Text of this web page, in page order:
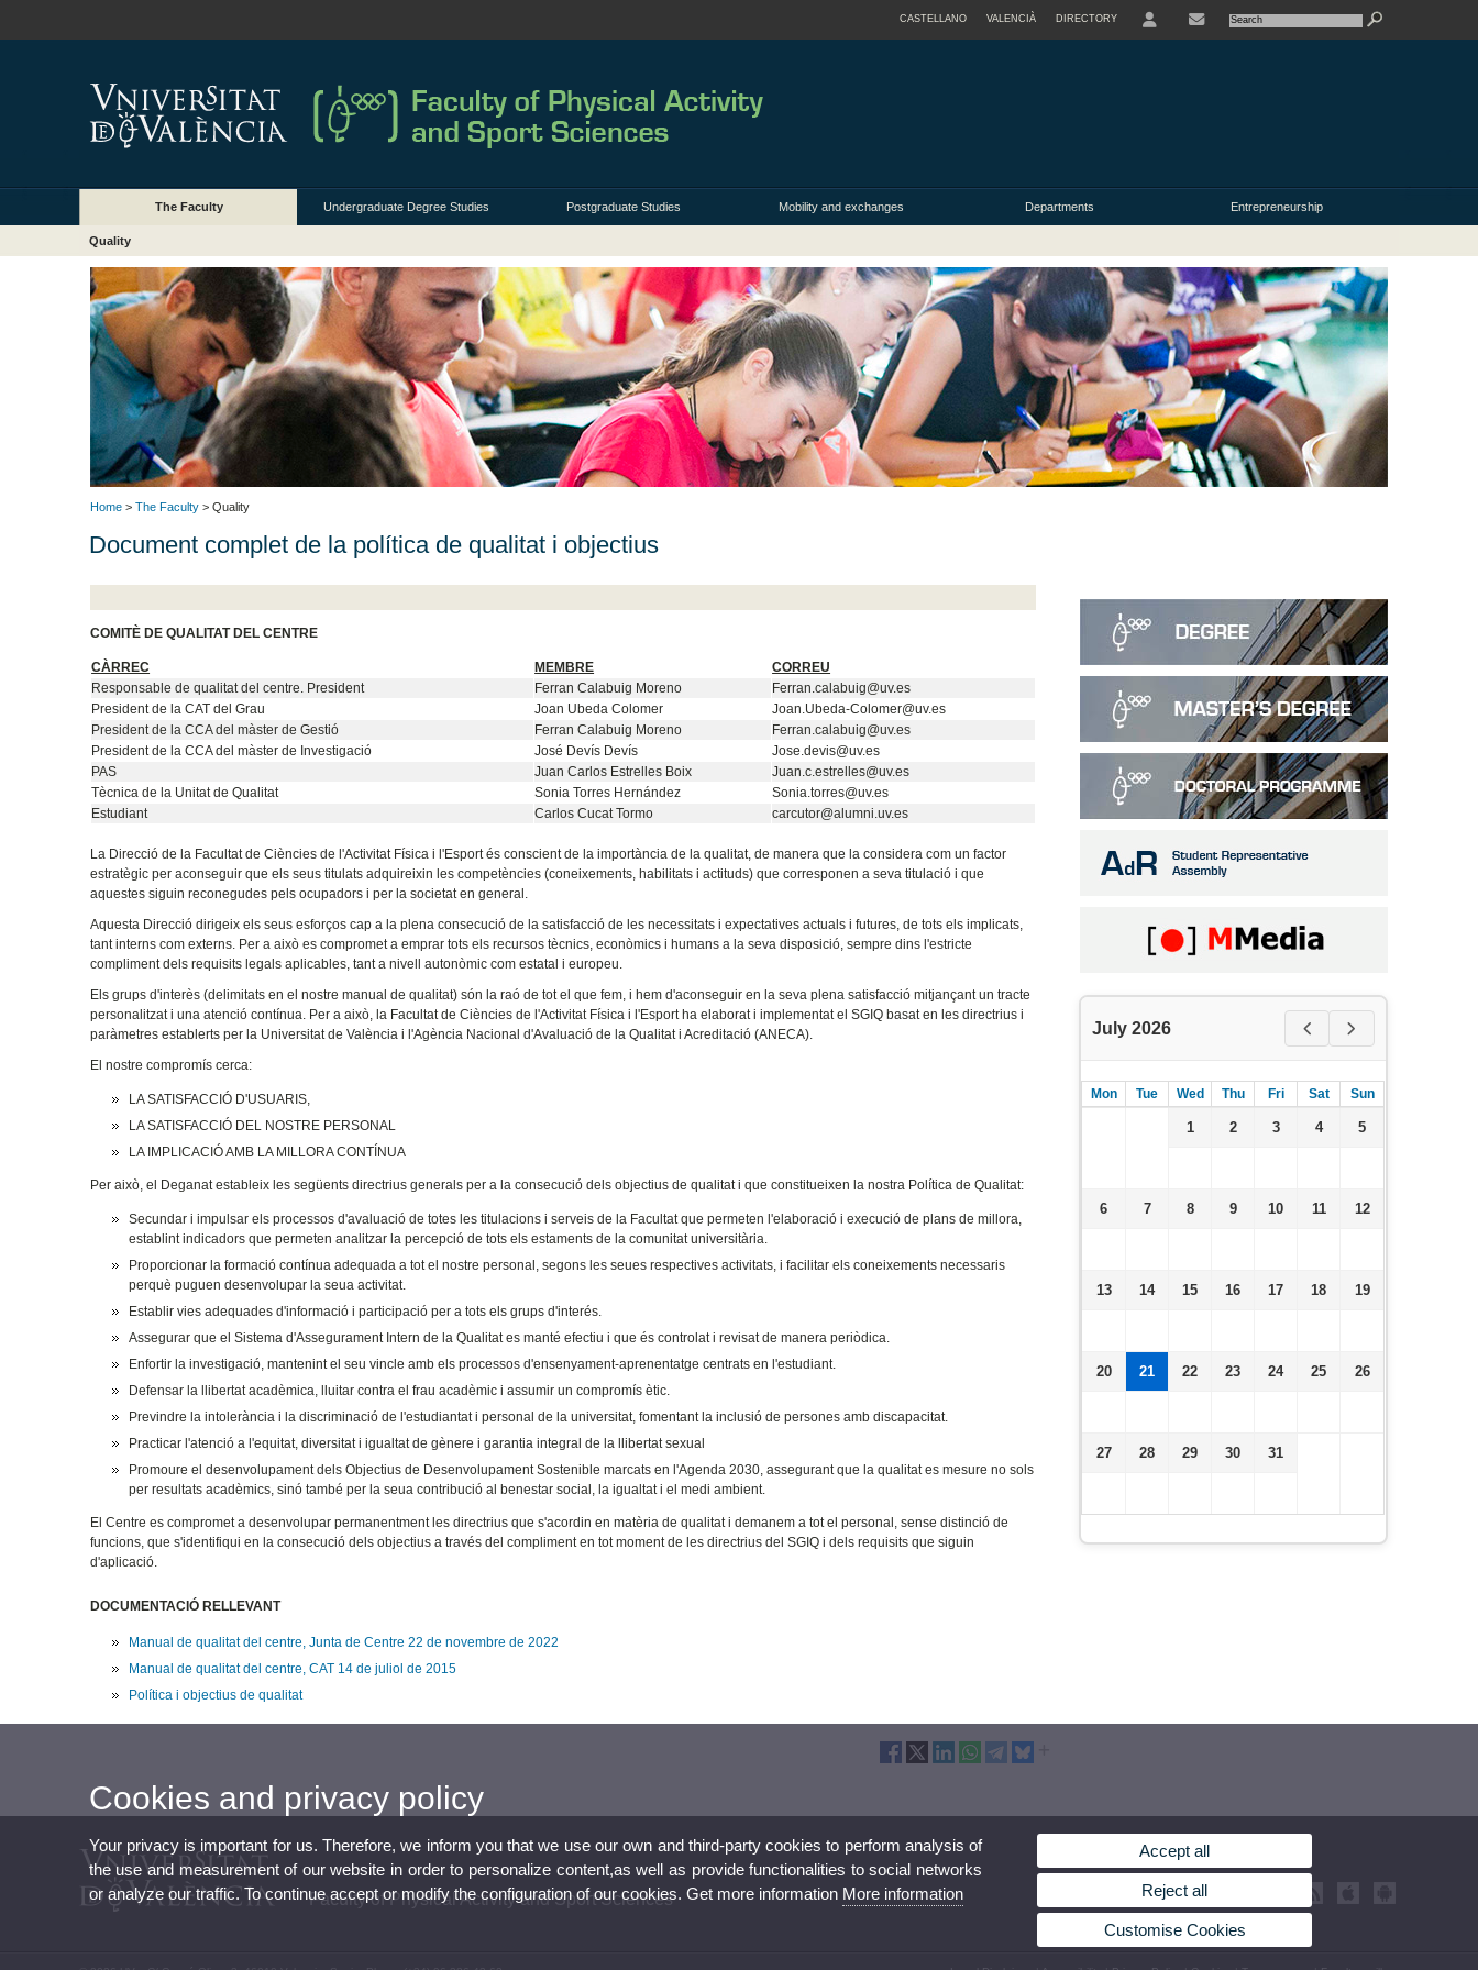
CASTELLANO VALENCIÀ DIRECTORY
The Faculty Undergraduate Degree Studies Postgraduate Studies Mobility and exchanges Departments Entrepreneurship
Quality
Home > The Faculty > Quality
Document complet de la política de qualitat i objectius
COMITÈ DE QUALITAT DEL CENTRE
CÀRREC MEMBRE
CORREU
Responsable de qualitat del centre. President
Ferran Calabuig Moreno
Ferran.calabuig@uv.es
President de la CAT del Grau
Joan Ubeda Colomer
Joan.Ubeda-Colomer@uv.es
President de la CCA del màster de Gestió
Ferran Calabuig Moreno
Ferran.calabuig@uv.es
President de la CCA del màster de Investigació
José Devís Devís Jose.devis@uv.es
PAS
Juan Carlos Estrelles Boix
Juan.c.estrelles@uv.es
Tècnica de la Unitat de Qualitat
Sonia Torres Hernández
Sonia.torres@uv.es
Estudiant
Carlos Cucat Tormo carcutor@alumni.uv.es
La Direcció de la Facultat de Ciències de l'Activitat Física i l'Esport és conscient de la importància de la qualitat, de manera que la considera com un factor
estratègic per aconseguir que els seus titulats adquireixin les competències (coneixements, habilitats i actituds) que corresponen a seva titulació i que
aquestes siguin reconegudes pels ocupadors i per la societat en general.
Aquesta Direcció dirigeix ​​els seus esforços cap a la plena consecució de la satisfacció de les necessitats i expectatives actuals i futures, de tots els implicats,
tant interns com externs. Per a això es compromet a emprar tots els recursos tècnics, econòmics i humans a la seva disposició, sempre dins l'estricte
compliment dels requisits legals aplicables, tant a nivell autonòmic com estatal i europeu.
Els grups d'interès (delimitats en el nostre manual de qualitat) són la raó de tot el que fem, i hem d'aconseguir en la seva plena satisfacció mitjançant un tracte
personalitzat i una atenció contínua. Per a això, la Facultat de Ciències de l'Activitat Física i l'Esport ha elaborat i implementat el SGIQ basat en les directrius i
paràmetres establerts per la Universitat de València i l'Agència Nacional d'Avaluació de la Qualitat i Acreditació (ANECA).
El nostre compromís cerca:
LA SATISFACCIÓ D'USUARIS,
LA SATISFACCIÓ DEL NOSTRE PERSONAL
LA IMPLICACIÓ AMB LA MILLORA CONTÍNUA
Per això, el Deganat estableix les següents directrius generals per a la consecució dels objectius de qualitat i que constitueixen la nostra Política de Qualitat:
Secundar i impulsar els processos d'avaluació de totes les titulacions i serveis de la Facultat que permeten l'elaboració i execució de plans de millora,
establint indicadors que permeten analitzar la percepció de tots els estaments de la comunitat universitària.
Proporcionar la formació contínua adequada a tot el nostre personal, segons les seues respectives activitats, i facilitar els coneixements necessaris
perquè puguen desenvolupar la seua activitat.
Establir vies adequades d'informació i participació per a tots els grups d'interés.
Assegurar que el Sistema d'Assegurament Intern de la Qualitat es manté efectiu i que és controlat i revisat de manera periòdica.
Enfortir la investigació, mantenint el seu vincle amb els processos d'ensenyament-aprenentatge centrats en l'estudiant.
Defensar la llibertat acadèmica, lluitar contra el frau acadèmic i assumir un compromís ètic.
Previndre la intolerància i la discriminació de l'estudiantat i personal de la universitat, fomentant la inclusió de persones amb discapacitat.
Practicar l'atenció a l'equitat, diversitat i igualtat de gènere i garantia integral de la llibertat sexual
Promoure el desenvolupament dels Objectius de Desenvolupament Sostenible marcats en l'Agenda 2030, assegurant que la qualitat es mesure no sols
per resultats acadèmics, sinó també per la seua contribució al benestar social, la igualtat i el medi ambient.
El Centre es compromet a desenvolupar permanentment les directrius que s'acordin en matèria de qualitat i demanem a tot el personal, sense distinció de
funcions, que s'identifiqui en la consecució dels objectius a través del compliment en tot moment de les directrius del SGIQ i dels requisits que siguin
d'aplicació.
DOCUMENTACIÓ RELLEVANT
Manual de qualitat del centre, Junta de Centre 22 de novembre de 2022
Manual de qualitat del centre, CAT 14 de juliol de 2015
Política i objectius de qualitat
July 2026
Mon Tue Wed Thu Fri Sat Sun
1 2 3 4 5
6 7 8 9 10 11 12
13 14 15 16 17 18 19
20 21 22 23 24 25 26
27 28 29 30 31
Faculty of Physical Activity and Sport Sciences
Cookies and privacy policy
Your privacy is important for us. Therefore, we inform you that we use our own and third-party cookies to perform analysis of
the use and measurement of our website in order to personalize content,as well as provide functionalities to social networks
or analyze our traffic. To continue accept or modify the configuration of our cookies. Get more information More information
Accept all
Reject all
Customise Cookies